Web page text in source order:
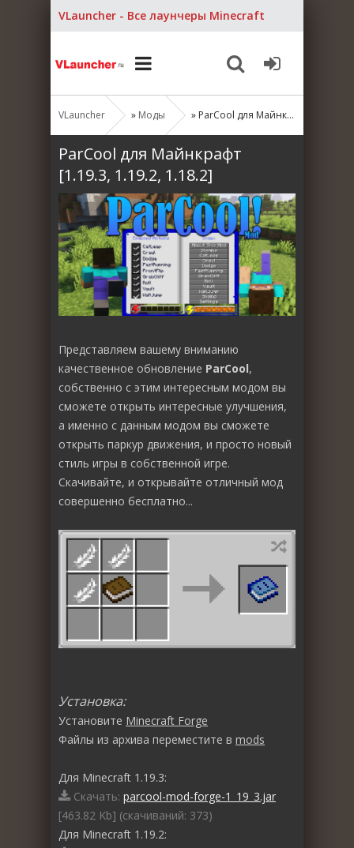
VLauncher - Все лаунчеры Minecraft
VLauncher » Моды » ParCool для Майнкрафт [1.19.3, 1.19.2, 1.18.2]
ParCool для Майнкрафт
[1.19.3, 1.19.2, 1.18.2]
Представляем вашему вниманию
качественное обновление ParCool,
собственно с этим интересным модом вы
сможете открыть интересные улучшения,
а именно с данным модом вы сможете
открыть паркур движения, и просто новый
стиль игры в собственной игре.
Скачивайте, и открывайте отличный мод
совершенно бесплатно...
Установка:
Установите Minecraft Forge
Файлы из архива переместите в mods
Для Minecraft 1.19.3:
Скачать: parcool-mod-forge-1_19_3.jar
[463.82 Kb] (cкачиваний: 373)
Для Minecraft 1.19.2: